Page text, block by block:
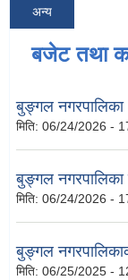
अन्य
बजेट तथा
बुङ्गल
मिति: 06/24/2026 -
बुङ्गल नगरपालिका
मिति: 06/24/2026 -
बुङ्गल
मिति: 06/25/2025 -